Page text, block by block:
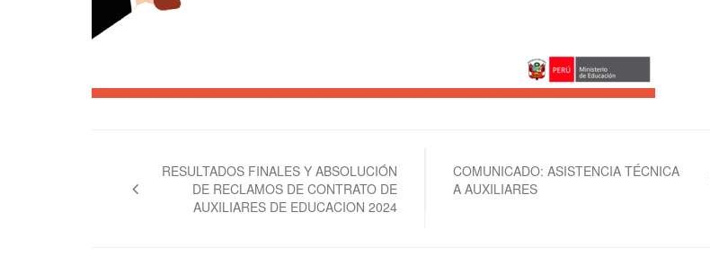
entradas
RESULTADOS FINALES Y ABSOLUCIÓN
DE RECLAMOS DE CONTRATO DE
AUXILIARES DE EDUCACION 2024
COMUNICADO: ASISTENCIA TÉCNICA
A AUXILIARES